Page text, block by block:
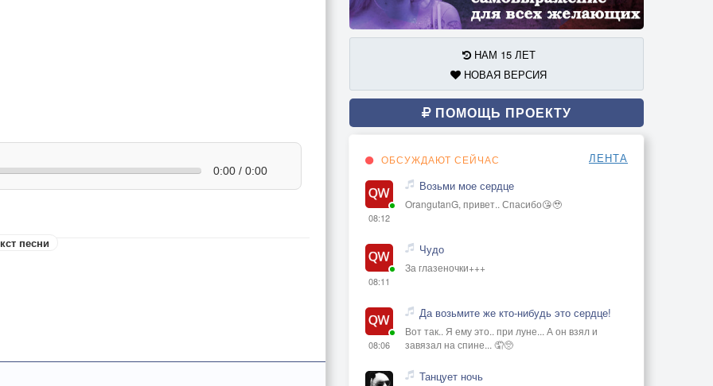
0:00 / 0:00
песни
НАМ 15 ЛЕТ
НОВАЯ ВЕРСИЯ
ПОМОЩЬ ПРОЕКТУ
ОБСУЖДАЮТ СЕЙЧАС ЛЕНТА
08:12
Возьми мое сердце
OrangutanG, привет.. Спасибо😘🥹
08:11
Чудо
За глазеночки+++
08:06
Да возьмите же кто-нибудь это сердце!
Вот так.. Я ему это.. при луне... А он взял и
завязал на спине... 🤦🥺
Танцует ночь